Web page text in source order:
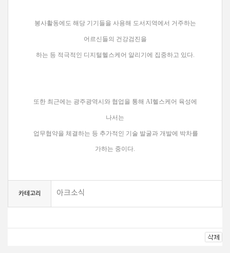
봉사활동에도 해당 기기들을 사용해 도서지역에서 거주하는
어르신들의 건강검진을
하는 등 적극적인 디지털헬스케어 알리기에 집중하고 있다.
또한 최근에는 광주광역시와 협업을 통해 AI헬스케어 육성에
나서는
업무협약을 체결하는 등 추가적인 기술 발굴과 개발에 박차를
가하는 중이다.
카테고리 아크소식